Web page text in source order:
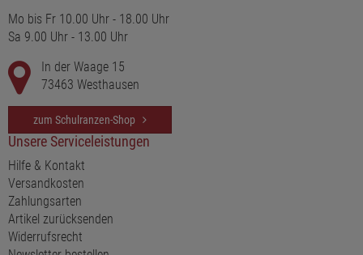
Mo bis Fr 10.00 Uhr - 18.00 Uhr
Sa 9.00 Uhr - 13.00 Uhr
In der Waage 15
73463 Westhausen
zum Schulranzen-Shop
Unsere Serviceleistungen
Hilfe & Kontakt
Versandkosten
Zahlungsarten
Artikel zurücksenden
Widerrufsrecht